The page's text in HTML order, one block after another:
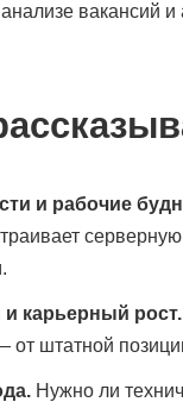
вакансий
и рабочие
карьерный рост.
от штатной
Нужно ли